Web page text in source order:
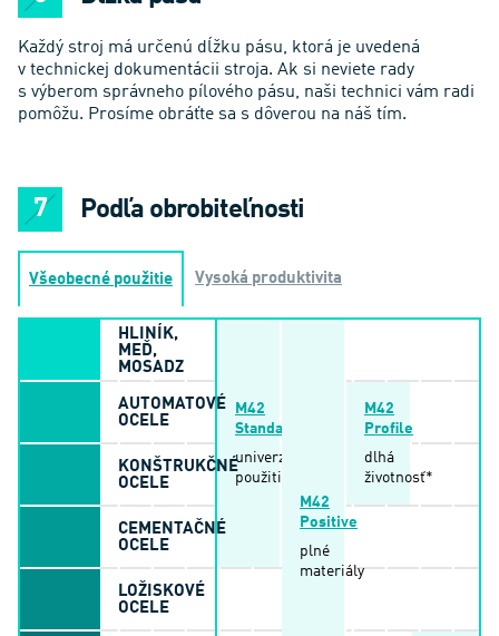
Každý stroj má určenú dĺžku pásu, ktorá je uvedená
v technickej dokumentácii stroja. Ak si neviete rady
s výberom správneho pílového pásu, naši technici vám radi
pomôžu. Prosíme obráťte sa s dôverou na náš tím.
Podľa obrobiteľnosti
Všeobecné použitie Vysoká produktivita
HLINÍK,
MEĎ,
MOSADZ
M42
Standard
univerzálne
použitie
M42
Positive
plné
materiály
AUTOMATOVÉ
OCELE
M42
Profile
dlhá
životnosť*
KONŠTRUKČNÉ
OCELE
CEMENTAČNÉ
OCELE
LOŽISKOVÉ
OCELE